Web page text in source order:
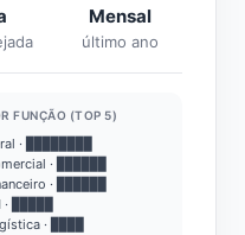
Mensal
último ano
FUNÇÃO (TOP 5)
· ████████
· ██████
· ██████
· █████
· ████